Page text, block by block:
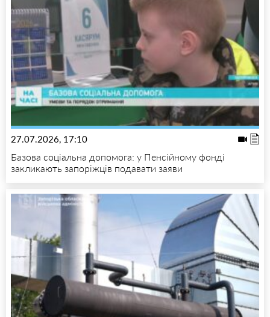
27.07.2026, 17:10
Базова соціальна допомога: у Пенсійному фонді
закликають запоріжців подавати заяви